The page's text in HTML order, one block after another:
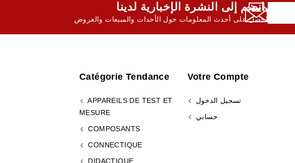
انضم إلى النشرة الإخبارية لدينا,
احصل على أحدث المعلومات حول الأحداث والمبيعات والعروض
Votre Compte
تسجيل الدخول
حسابي
Catégorie Tendance
APPAREILS DE TEST ET
MESURE
COMPOSANTS
CONNECTIQUE
DIDACTIQUE